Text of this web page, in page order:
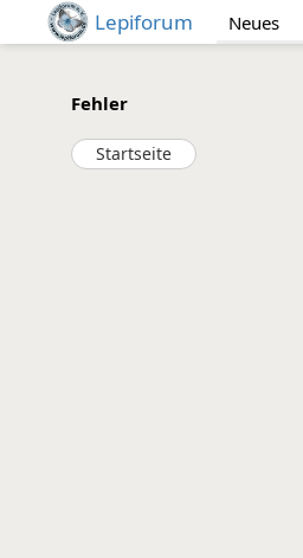
Lepiforum Neues
Fehler
Startseite